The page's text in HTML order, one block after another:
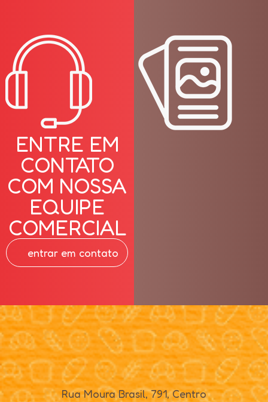
ENTRE EM
CONTATO
COM NOSSA
EQUIPE
COMERCIAL
entrar em contato
Rua Moura Brasil, 791, Centro